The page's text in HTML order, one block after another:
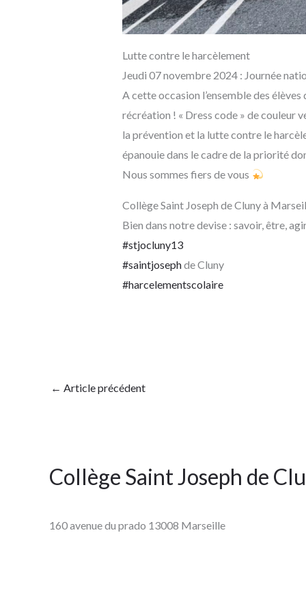
Lutte contre le harcèlement
Jeudi 07 novembre 2024 : Journée
A cette occasion l’ensemble des
récréation ! « Dress code » de couleur
la prévention et la lutte contre le
épanouie dans le cadre de la priorité
Nous sommes fiers de vous
Collège Saint Joseph de Cluny à
Bien dans notre devise : savoir, être,
#stjocluny13
#saintjosephde Cluny
#harcelementscolaire
← Article précédent
Collège Saint Joseph de
160 avenue du prado 13008 Marseille